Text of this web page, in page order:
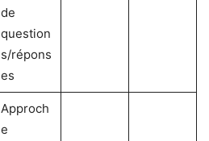
de
question
s/répons
es
Approch
e